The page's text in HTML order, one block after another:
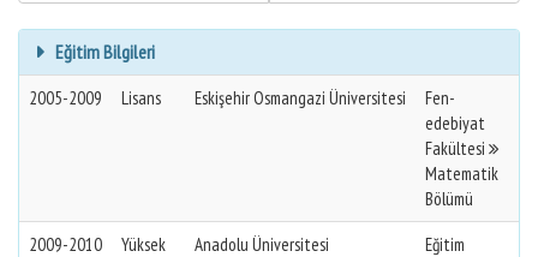
Eğitim Bilgileri
2005-2009 Lisans Eskişehir Osmangazi Üniversitesi
Fen-
edebiyat
Fakültesi
Matematik
Bölümü
2009-2010
Yüksek
Anadolu Üniversitesi
Eğitim